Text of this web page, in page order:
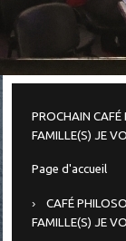
PROCHAIN
FAMILLE(S) JE
Page d'accueil
CAFÉ
FAMILLE(S) JE